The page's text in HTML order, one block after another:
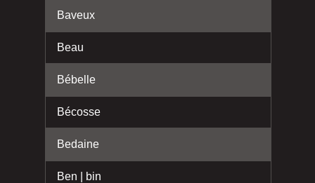
Baveux
Beau
Bébelle
Bécosse
Bedaine
Ben | bin